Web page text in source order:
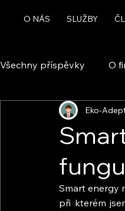
O NÁS SLUŽBY
Všechny příspěvky O
Rekuperace a větrání
Eko-
Smart energy
při kterém